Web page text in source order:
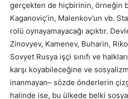
gerçekten de hiçbirinin, örneğin
Kaganoviç’in, Malenkov’un vb.
rolü oynayamayacağı açıktır.
Zinovyev, Kamenev, Buharin,
Sovyet Rusya işçi sınıfı ve
karşı koyabileceğine ve
inanmayan– sözde önderlerin
halinde ise, bu ülkede belki